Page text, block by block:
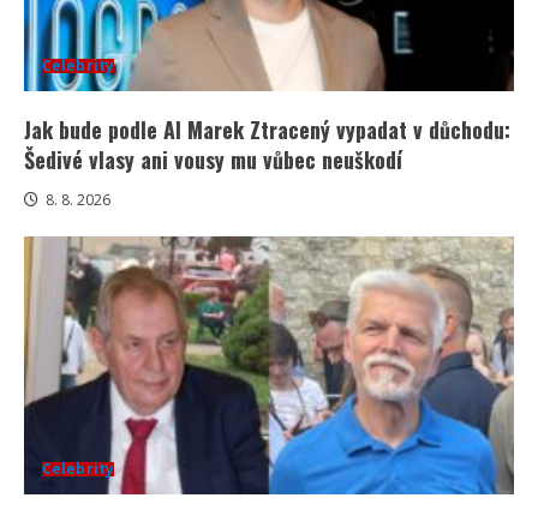
Celebrity
Jak bude podle AI Marek Ztracený vypadat v důchodu:
Šedivé vlasy ani vousy mu vůbec neuškodí
8. 8. 2026
Celebrity